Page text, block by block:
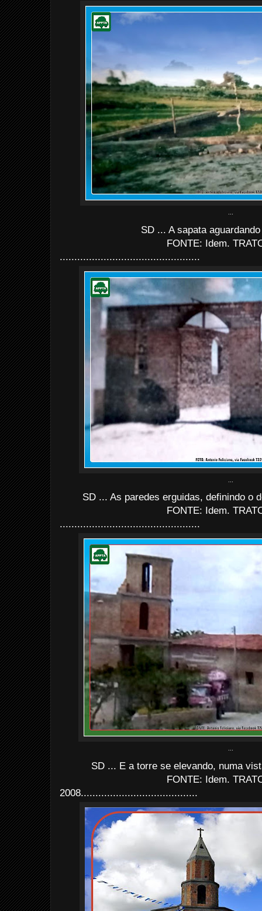
SD ... A sapata
FONTE: Idem.
................................................
SD ... As paredes erguidas, definindo o
FONTE: Idem.
................................................
SD ... E a torre se elevando, numa
FONTE: Idem.
2008........................................